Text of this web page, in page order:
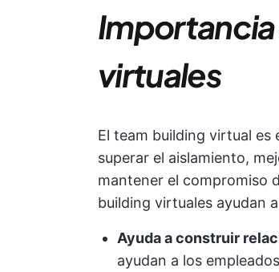
virtuales
El team building virtual es
superar el aislamiento,
mantener el compromiso
building virtuales ayudan
Ayuda a construir
ayudan a los